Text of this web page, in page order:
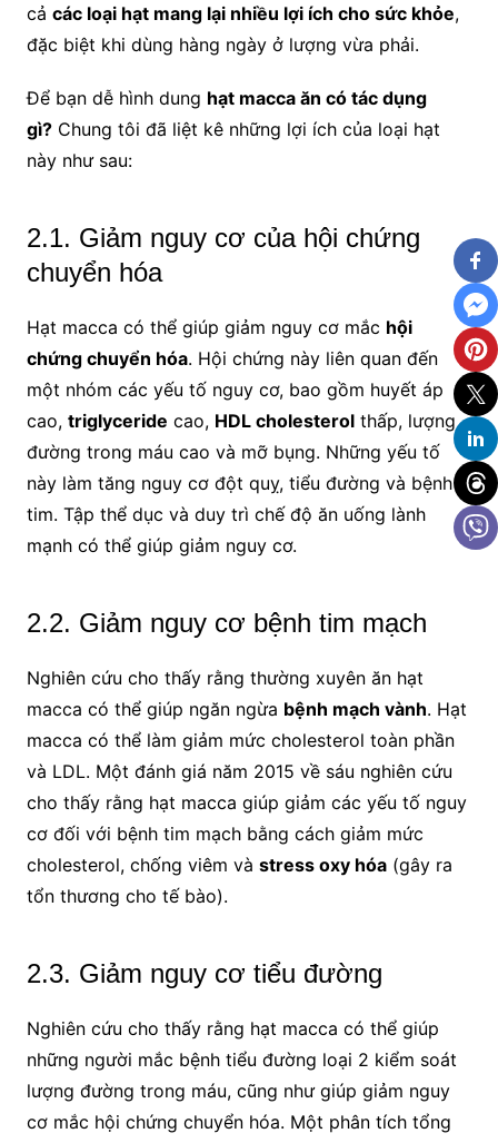
cả các loại hạt mang lại nhiều lợi ích cho sức khỏe,
đặc biệt khi dùng hàng ngày ở lượng vừa phải.
Để bạn dễ hình dung hạt macca ăn có tác dụng
gì?Chung tôi đã liệt kê những lợi ích của loại hạt
này như sau:
2.1. Giảm nguy cơ của hội chứng
chuyển hóa
Hạt macca có thể giúp giảm nguy cơ mắc hội
chứng chuyển hóa. Hội chứng này liên quan đến
một nhóm các yếu tố nguy cơ, bao gồm huyết áp
cao, triglyceride cao, HDL cholesterolthấp, lượng
đường trong máu cao và mỡ bụng. Những yếu tố
này làm tăng nguy cơ đột quỵ, tiểu đường và bệnh
tim. Tập thể dục và duy trì chế độ ăn uống lành
mạnh có thể giúp giảm nguy cơ.
2.2. Giảm nguy cơ bệnh tim mạch
Nghiên cứu cho thấy rằng thường xuyên ăn hạt
macca có thể giúp ngăn ngừa bệnh mạch vành. Hạt
macca có thể làm giảm mức cholesterol toàn phần
và LDL. Một đánh giá năm 2015 về sáu nghiên cứu
cho thấy rằng hạt macca giúp giảm các yếu tố nguy
cơ đối với bệnh tim mạch bằng cách giảm mức
cholesterol, chống viêm và stress oxy hóa(gây ra
tổn thương cho tế bào).
2.3. Giảm nguy cơ tiểu đường
Nghiên cứu cho thấy rằng hạt macca có thể giúp
những người mắc bệnh tiểu đường loại 2 kiểm soát
lượng đường trong máu, cũng như giúp giảm nguy
cơ mắc hội chứng chuyển hóa. Một phân tích tổng